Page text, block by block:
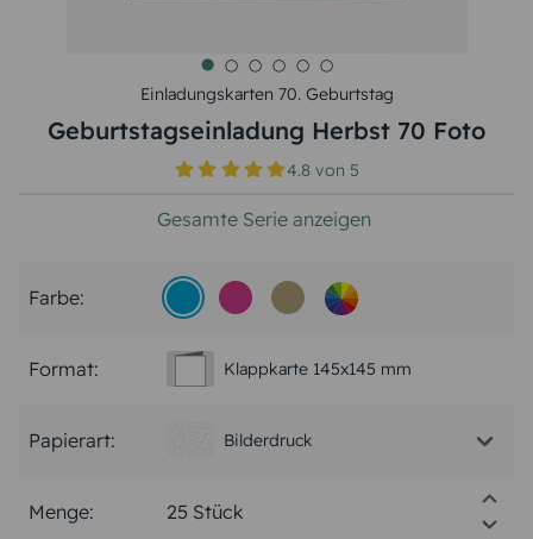
Einladungskarten 70. Geburtstag
Geburtstagseinladung Herbst 70 Foto
4.8 von5
Gesamte Serie anzeigen
Farbe:
Format: Klappkarte 145x145 mm
Papierart: Bilderdruck
Menge: